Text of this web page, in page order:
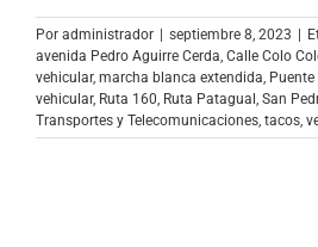
Por administrador | septiembre 8, 2023 |
avenida Pedro Aguirre Cerda Calle Colo
vehicular, marcha blanca extendida
vehicular, Ruta 160 Ruta Patagual San
Transportes y Telecomunicaciones tacos